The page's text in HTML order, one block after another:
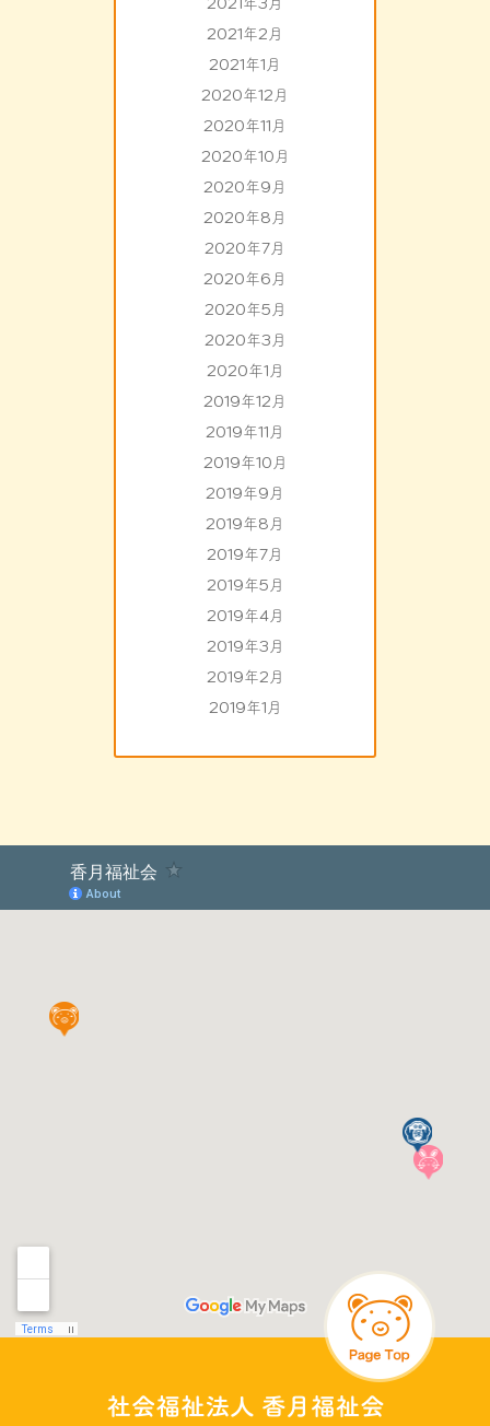
2021年2月
2021年1月
2020年12月
2020年11月
2020年10月
2020年9月
2020年8月
2020年7月
2020年6月
2020年5月
2020年3月
2020年1月
2019年12月
2019年11月
2019年10月
2019年9月
2019年8月
2019年7月
2019年5月
2019年4月
2019年3月
2019年2月
2019年1月